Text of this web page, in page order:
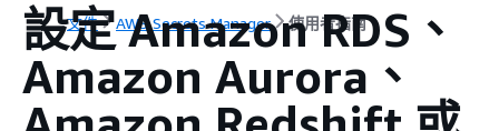
文件 AWS Secrets Manager 使用者指南
設定 Amazon RDS、
Amazon Aurora、